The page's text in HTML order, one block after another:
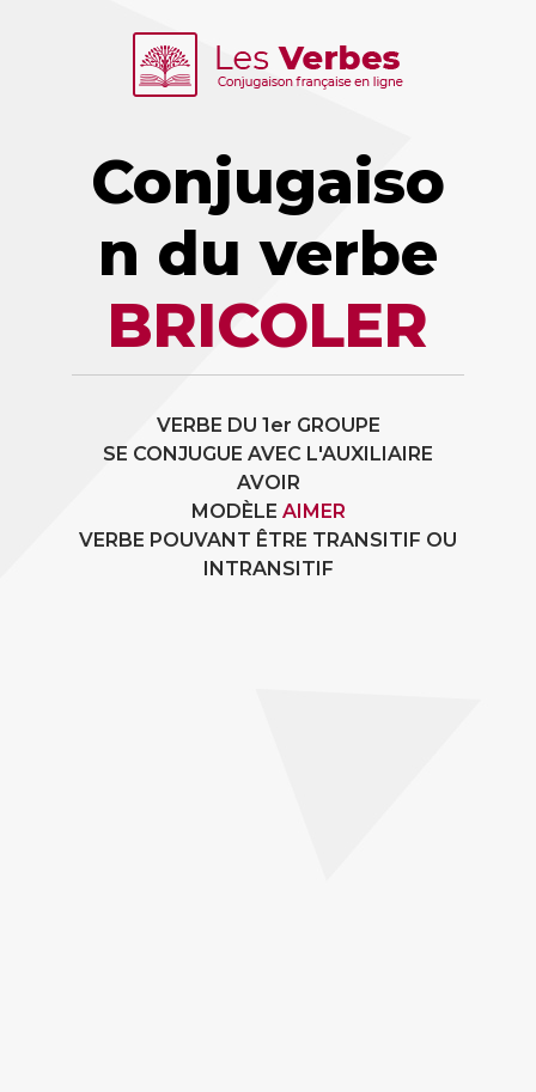
Conjugaiso
n du verbe
BRICOLER
VERBE DU 1er GROUPE
SE CONJUGUE AVEC L'AUXILIAIRE
AVOIR
MODÈLE AIMER
VERBE POUVANT ÊTRE TRANSITIF OU
INTRANSITIF